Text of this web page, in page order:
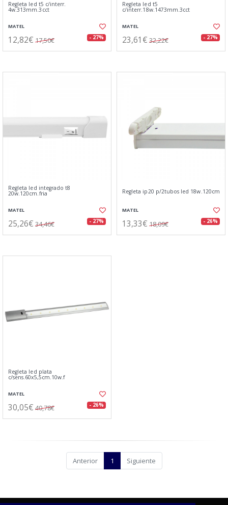
Regleta led t5 c/interr.
4w.313mm.3cct
MATEL
12,82€ 17,50€ - 27%
Regleta led t5
c/interr.18w.1473mm.3cct
MATEL
23,61€ 32,22€ - 27%
Regleta led integrado t8
20w.120cm.fria
MATEL
25,26€ 34,46€ - 27%
Regleta ip20 p/2tubos led 18w.120cm
MATEL
13,33€ 18,09€ - 26%
Regleta led plata
c/sens.60x5,5cm.10w.f
MATEL
30,05€ 40,78€ - 26%
Anterior 1 Siguiente